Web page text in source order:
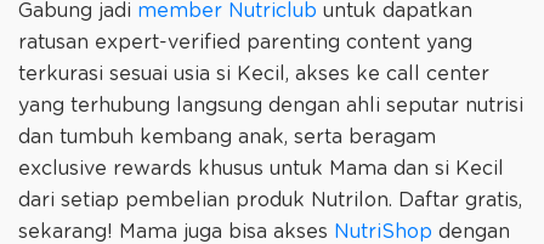
Gabung jadi member Nutriclub untuk dapatkan
ratusan expert-verified parenting content yang
terkurasi sesuai usia si Kecil, akses ke call center
yang terhubung langsung dengan ahli seputar nutrisi
dan tumbuh kembang anak, serta beragam
exclusive rewards khusus untuk Mama dan si Kecil
dari setiap pembelian produk Nutrilon. Daftar gratis,
sekarang! Mama juga bisa akses NutriShop dengan